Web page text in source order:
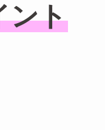
ント